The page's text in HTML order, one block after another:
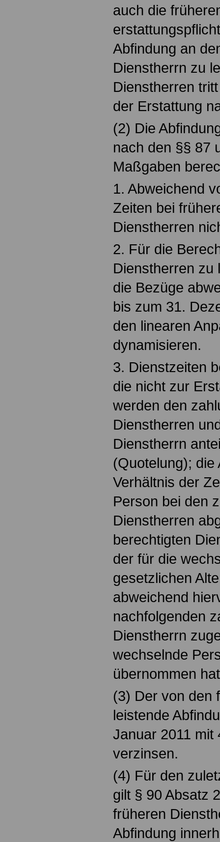
auch die
Abfindung an
Dienstherrn zu
Dienstherren
der Erstattung
(2) Die
nach den §§ 87
Maßgaben
1. Abweichend
Zeiten bei
Dienstherren
2. Für die
Dienstherren zu
die Bezüge
bis zum 31.
den linearen
dynamisieren.
3. Dienstzeiten
die nicht zur
werden den
Dienstherren
Dienstherrn
(Quotelung); die
Verhältnis der
Person bei den
Dienstherren
berechtigten
der für die
gesetzlichen
abweichend
nachfolgenden
Dienstherrn
wechselnde
übernommen
(3) Der von den
leistende
Januar 2011 mit
verzinsen.
(4) Für den
gilt § 90 Absatz
früheren
Abfindung